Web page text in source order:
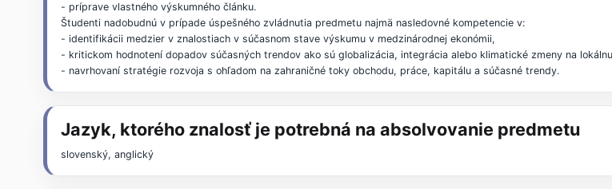
- príprave vlastného výskumného článku.
Študenti nadobudnú v prípade úspešného zvládnutia predmetu najmä nasledovné kompetencie v:
- identifikácii medzier v znalostiach v súčasnom stave výskumu v medzinárodnej ekonómii,
- kritickom hodnotení dopadov súčasných trendov ako sú globalizácia, integrácia alebo klimatické zmeny na
- navrhovaní stratégie rozvoja s ohľadom na zahraničné toky obchodu, práce, kapitálu a súčasné trendy.
Jazyk, ktorého znalosť je potrebná na absolvovanie predmetu
slovenský, anglický